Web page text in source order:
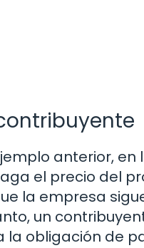
anterior,
el precio del
la empresa
un
obligación de